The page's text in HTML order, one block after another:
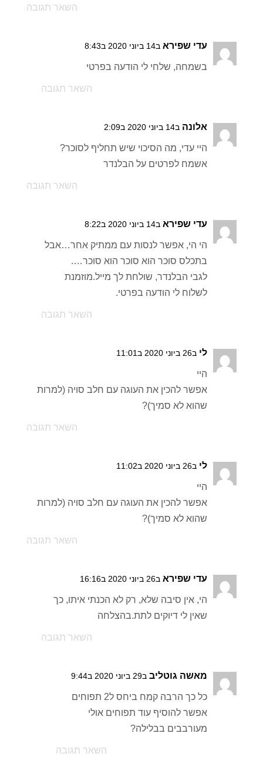
השאר תגובה
עדי שפירא ב14 ביוני 2020 ב8:43
בשמחה, שלחי לי הודעה בפרטי
השאר תגובה
אלונה ב14 ביוני 2020 ב2:09
היי עדי, מה הסיכוי שיש תחליף לסוכר?
אשמח לפרטים על הבלנדר
השאר תגובה
עדי שפירא ב14 ביוני 2020 ב8:22
הי הי, אפשר לנסות עם ממתיק אחר…אבל
בתכלס סוכר הוא סוכר הוא סוכר….
לגבי הבלנדר, שולחת לך מייל.מוזמנת
לשלוח לי הודעה בפרטי.
השאר תגובה
לי ב26 ביוני 2020 ב11:01
היי
אפשר להכין את העוגה עם חלב סויה (למרות
שהוא לא סמיך)?
השאר תגובה
לי ב26 ביוני 2020 ב11:02
היי
אפשר להכין את העוגה עם חלב סויה (למרות
שהוא לא סמיך)?
השאר תגובה
עדי שפירא ב26 ביוני 2020 ב16:16
הי, אין סיבה שלא, רק לא הכנתי איתו, כך
שאין לי דיוקים לתת.בהצלחה
השאר תגובה
מאשה גוטליב ב29 ביוני 2020 ב9:44
כל כך הרבה קמח ביחס ל2 תפוחים
אפשר להוסיף עוד תפוחים אולי
מעורבבים בבלילה?
השאר תגובה